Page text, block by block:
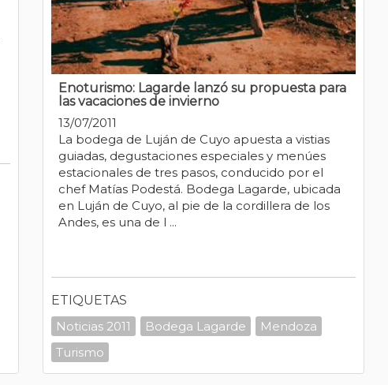
Enoturismo: Lagarde lanzó su propuesta para
las vacaciones de invierno
13/07/2011
La bodega de Luján de Cuyo apuesta a vistias
guiadas, degustaciones especiales y menúes
estacionales de tres pasos, conducido por el
chef Matías Podestá. Bodega Lagarde, ubicada
en Luján de Cuyo, al pie de la cordillera de los
Andes, es una de l ...
ETIQUETAS
Noticias 2011
Bodega Lagarde
Mendoza
Turismo